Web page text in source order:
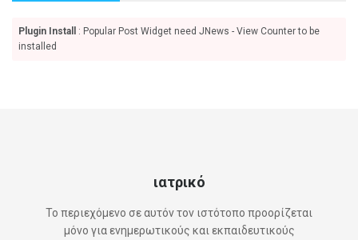
Plugin Install
: Popular Post Widget need JNews - View Counter to be
installed
ιατρικό
Το περιεχόμενο σε αυτόν τον ιστότοπο προορίζεται
μόνο για ενημερωτικούς και εκπαιδευτικούς